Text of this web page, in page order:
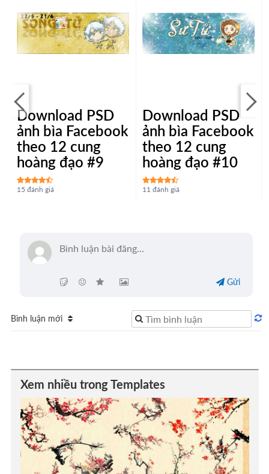
Download PSD
ảnh bìa Facebook
theo 12 cung
hoàng đạo #9
15 đánh giá
Download PSD
ảnh bìa Facebook
theo 12 cung
hoàng đạo #10
11 đánh giá
Gửi
Bình luận mới
Xem nhiều trong Templates